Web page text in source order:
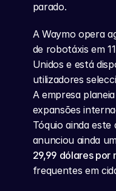
parado.
A Waymo opera
de robotáxis em
Unidos e está
utilizadores
A empresa
expansões
Tóquio ainda este
29,99 dólares por
frequentes em